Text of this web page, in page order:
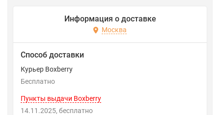
Информация о доставке
Москва
Способ доставки
Курьер Boxberry
Бесплатно
Пункты выдачи Boxberry
14.11.2025
Бесплатно